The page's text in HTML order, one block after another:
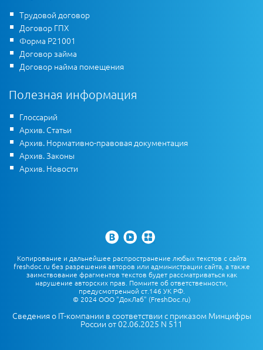
Трудовой договор
Договор ГПХ
Форма Р21001
Договор займа
Договор найма помещения
Полезная информация
Глоссарий
Архив. Статьи
Архив. Нормативно-правовая документация
Архив. Законы
Архив. Новости
Копирование и дальнейшее распространение любых текстов с сайта
freshdoc.ru без разрешения авторов или администрации сайта, а также
заимствование фрагментов текстов будет рассматриваться как
нарушение авторских прав. Помните об ответственности,
предусмотренной ст.146 УК РФ.
© 2024 ООО "ДокЛаб" (FreshDoc.ru)
Сведения о IT-компании в соответствии с приказом Минцифры
России от 02.06.2025 N 511